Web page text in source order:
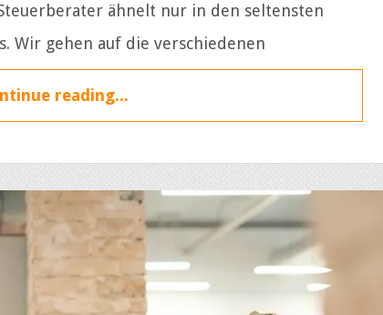
ähnelt nur in den seltensten
Wir gehen auf die verschiedenen
reading...